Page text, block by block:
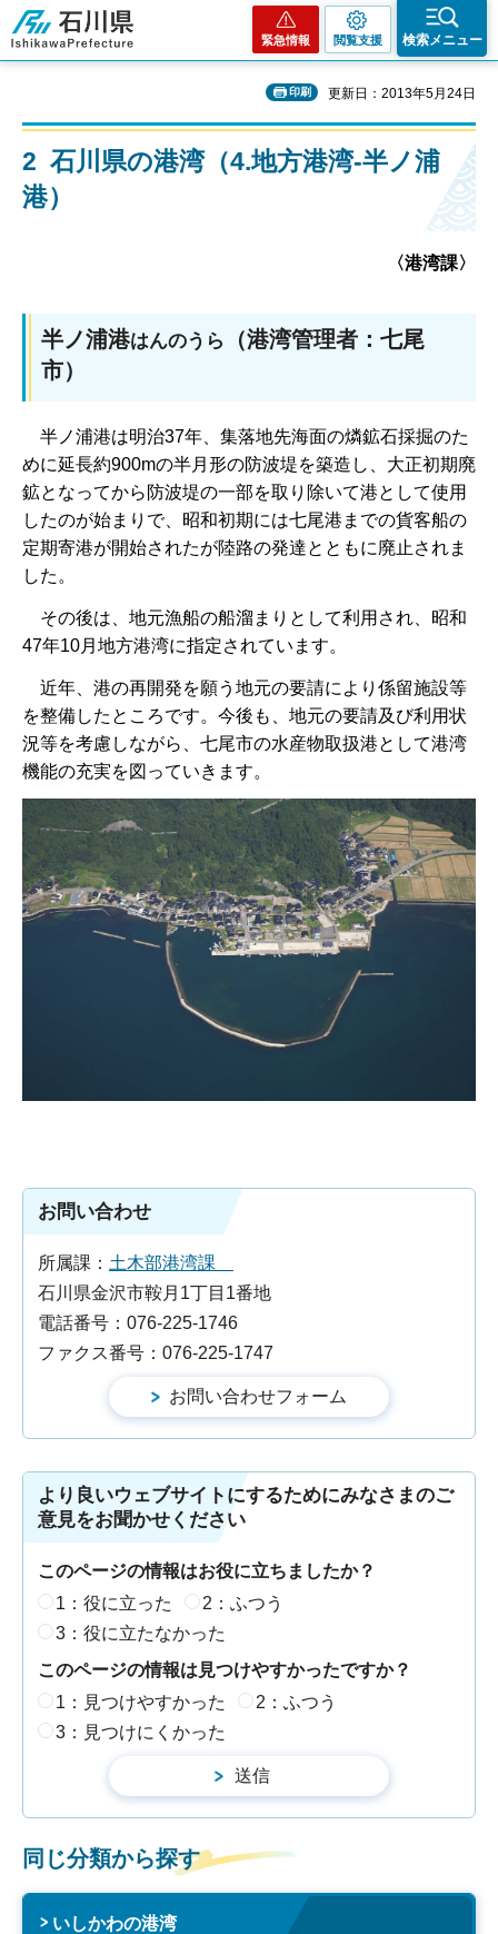
石川県
緊急情報 閲覧支援 検索メニュー
印刷 更新日：2013年5月24日
2 石川県の港湾（4.地方港湾-半ノ浦
港）
〈港湾課〉
半ノ浦港はんのうら
（港湾管理者：七尾
市）
半 ノ浦港は明治37年、集落地先海面の燐鉱石採掘のた
めに延長約900mの半月形の防波堤を築造し、大正初期廃
鉱となってから防波堤の一部を取り除いて港として使用
したのが始まりで、昭和初期には七尾港までの貨客船の
定期寄港が開始されたが陸路の発達とともに廃止されま
した。
その後は、地元漁船の船溜まりとして利用され、昭和
47年10月地方港湾に指定されています。
近年、港の再開発を願う地元の要請により係留施設等
を整備したところです。今後も、地元の要請及び利用状
況等を考慮しながら、七尾市の水産物取扱港として港湾
機能の充実を図っていきます。
お問い合わせ
所属課： 土木部港湾課
石川県金沢市鞍月1丁目1番地
電話番号：076-225-1746
ファクス番号：076-225-1747
より良いウェブサイトにするためにみなさまのご
意見をお聞かせください
このページの情報はお役に立ちましたか？
1：役に立った
2：ふつう
3：役に立たなかった
このページの情報は見つけやすかったですか？
1：見つけやすかった
2：ふつう
3：見つけにくかった
同じ分類から探す
いしかわの港湾